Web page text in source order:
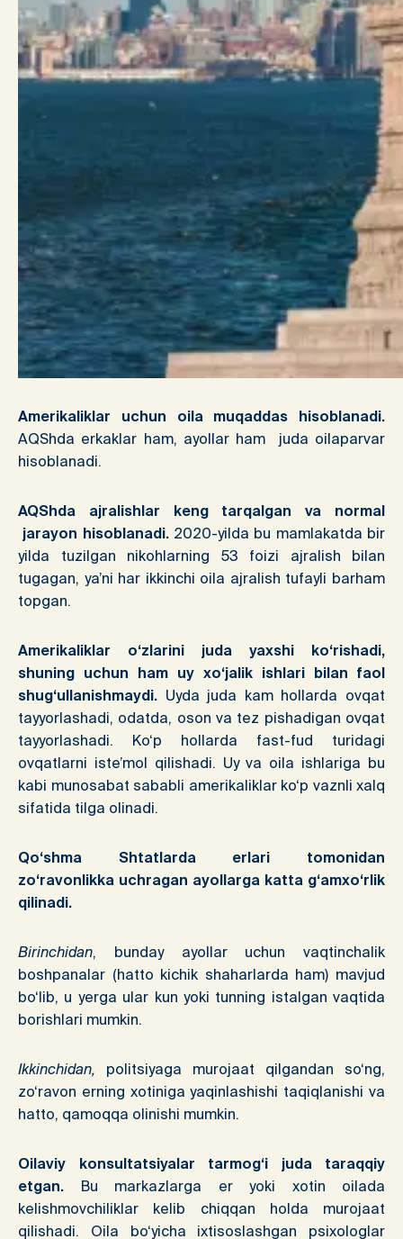
Amerikaliklar uchun oila muqaddas hisoblanadi.
AQShda erkaklar ham, ayollar ham juda oilaparvar
hisoblanadi.
AQShda ajralishlar keng tarqalgan va normal
jarayon hisoblanadi. 2020-yilda bu mamlakatda bir
yilda tuzilgan nikohlarning 53 foizi ajralish bilan
tugagan, ya’ni har ikkinchi oila ajralish tufayli barham
topgan.
Amerikaliklar o‘zlarini juda yaxshi ko‘rishadi,
shuning uchun ham uy xo‘jalik ishlari bilan faol
shug‘ullanishmaydi. Uyda juda kam hollarda ovqat
tayyorlashadi, odatda, oson va tez pishadigan ovqat
tayyorlashadi. Ko‘p hollarda fast-fud turidagi
ovqatlarni iste’mol qilishadi. Uy va oila ishlariga bu
kabi munosabat sababli amerikaliklar ko‘p vaznli xalq
sifatida tilga olinadi.
Qo‘shma Shtatlarda erlari tomonidan
zo‘ravonlikka uchragan ayollarga katta g‘amxo‘rlik
qilinadi.
Birinchidan, bunday ayollar uchun vaqtinchalik
boshpanalar (hatto kichik shaharlarda ham) mavjud
bo‘lib, u yerga ular kun yoki tunning istalgan vaqtida
borishlari mumkin.
Ikkinchidan, politsiyaga murojaat qilgandan so‘ng,
zo‘ravon erning xotiniga yaqinlashishi taqiqlanishi va
hatto, qamoqqa olinishi mumkin.
Oilaviy konsultatsiyalar tarmog‘i juda taraqqiy
etgan. Bu markazlarga er yoki xotin oilada
kelishmovchiliklar kelib chiqqan holda murojaat
qilishadi. Oila bo‘yicha ixtisoslashgan psixologlar